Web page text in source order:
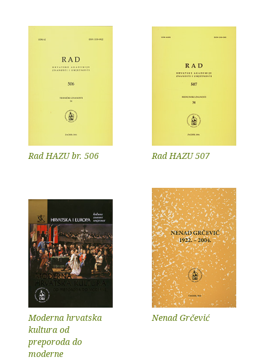
Rad HAZU br. 506 Rad HAZU 507
Moderna hrvatska
kultura od
preporoda do
moderne
Nenad Grčević